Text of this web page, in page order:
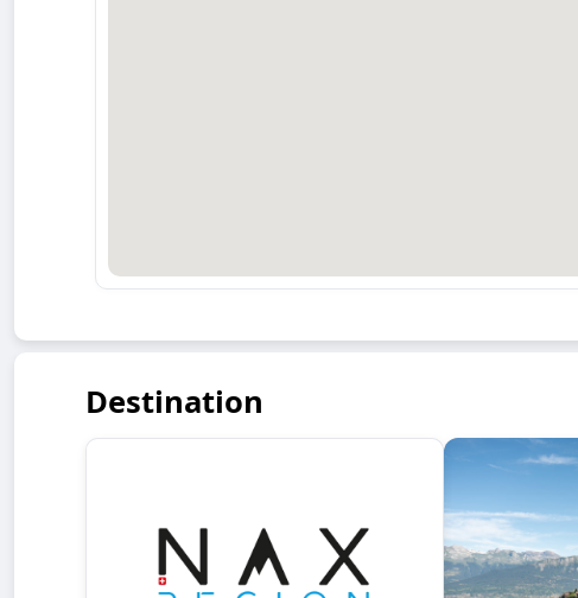
Destination